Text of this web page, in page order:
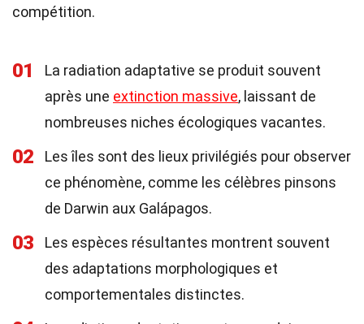
compétition.
01
La radiation adaptative se produit souvent
après une extinction massive, laissant de
nombreuses niches écologiques vacantes.
02
Les îles sont des lieux privilégiés pour observer
ce phénomène, comme les célèbres pinsons
de Darwin aux Galápagos.
03
Les espèces résultantes montrent souvent
des adaptations morphologiques et
comportementales distinctes.